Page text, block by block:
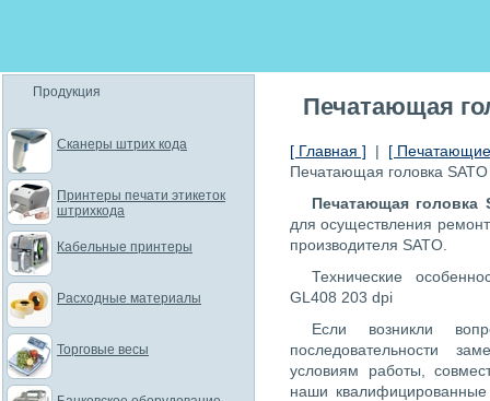
Печатающая
[ Главная ] | [ Печатающие
Печатающая головка
Печатающая головка
для осуществления
производителя SATO.
Технические
GL408 203 dpi
Если возникли
последовательности
условиям работы,
наши
Продукция
Сканеры штрих кода
Принтеры печати этикеток
штрихкода
Кабельные принтеры
Расходные материалы
Торговые весы